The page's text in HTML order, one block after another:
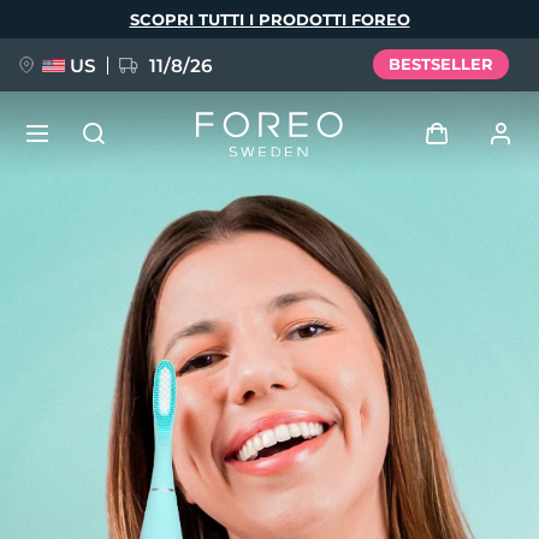
SCOPRI TUTTI I PRODOTTI FOREO
US 11/8/26 BESTSELLER
Profilo utente
I miei dispositivi
I miei ordini
I miei indirizzi
I miei abbonamenti
FAQ™ Pure Beauty-Tech Elixir
BREAKING NEWS
issa™ Teeth Whitening Set
Deutsch
Español
Français
Italiano
Português
Svenska
Русский
简体中文 繁體中文